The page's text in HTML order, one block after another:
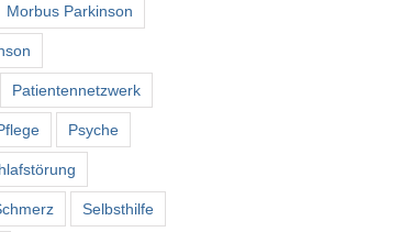
Morbus Parkinson
Patientennetzwerk
Psyche
Selbsthilfe